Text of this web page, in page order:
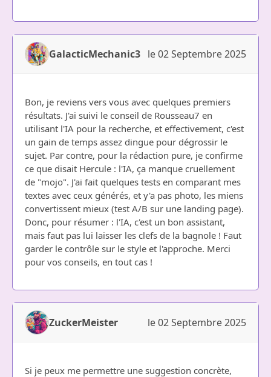
GalacticMechanic3 le 02 Septembre 2025
Bon, je reviens vers vous avec quelques premiers
résultats. J'ai suivi le conseil de Rousseau7 en
utilisant l'IA pour la recherche, et effectivement, c'est
un gain de temps assez dingue pour dégrossir le
sujet. Par contre, pour la rédaction pure, je confirme
ce que disait Hercule : l'IA, ça manque cruellement
de "mojo". J'ai fait quelques tests en comparant mes
textes avec ceux générés, et y'a pas photo, les miens
convertissent mieux (test A/B sur une landing page).
Donc, pour résumer : l'IA, c'est un bon assistant,
mais faut pas lui laisser les clefs de la bagnole ! Faut
garder le contrôle sur le style et l'approche. Merci
pour vos conseils, en tout cas !
ZuckerMeister le 02 Septembre 2025
Si je peux me permettre une suggestion concrète,